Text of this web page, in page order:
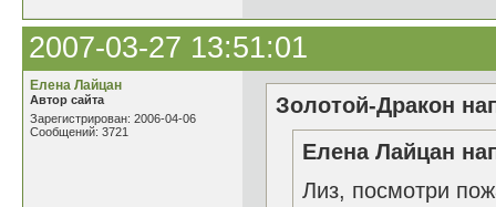
2007-03-27 13:51:01
Елена Лайцан
Автор сайта
Зарегистрирован: 2006-04-06
Сообщений: 3721
Золотой-Дракон
Елена Лайцан
Лиз, посмотри